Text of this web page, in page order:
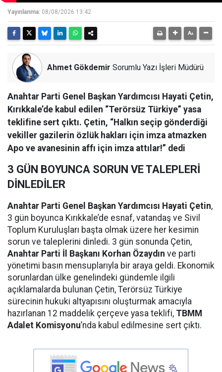
Yayınlanma: 08/08/2026 13:42
Ahmet Gökdemir Sorumlu Yazı İşleri Müdürü
Anahtar Parti Genel Başkan Yardımcısı Hayati Çetin,
Kırıkkale’de kabul edilen “Terörsüz Türkiye” yasa
teklifine sert çıktı. Çetin, “Halkın seçip gönderdiği
vekiller gazilerin özlük hakları için imza atmazken
Apo ve avanesinin affı için imza attılar!” dedi
3 GÜN BOYUNCA SORUN VE TALEPLERİ
DİNLEDİLER
Anahtar Parti Genel Başkan Yardımcısı Hayati Çetin,
3 gün boyunca Kırıkkale’de esnaf, vatandaş ve Sivil
Toplum Kuruluşları başta olmak üzere her kesimin
sorun ve taleplerini dinledi. 3 gün sonunda Çetin,
Anahtar Parti İl Başkanı Korhan Özaydın ve parti
yönetimi basın mensuplarıyla bir araya geldi. Ekonomik
sorunlardan ülke genelindeki gündemle ilgili
açıklamalarda bulunan Çetin, Terörsüz Türkiye
sürecinin hukuki altyapısını oluşturmak amacıyla
hazırlanan 12 maddelik çerçeve yasa teklifi, TBMM
Adalet Komisyonu’nda kabul edilmesine sert çıktı.